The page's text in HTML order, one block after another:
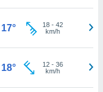
17° 18- 42
km/h
18° 12- 36
km/h